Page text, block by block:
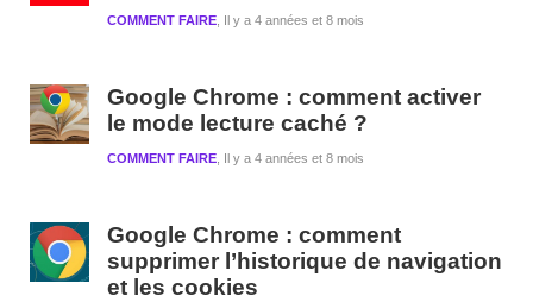
Il y a 4 années et 8 mois
COMMENT FAIRE
Google Chrome : comment activer
le mode lecture caché ?
Il y a 4 années et 8 mois
COMMENT FAIRE
Google Chrome : comment
supprimer l’historique de navigation
et les cookies